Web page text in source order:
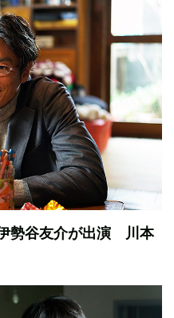
勢谷友介が出演 川本